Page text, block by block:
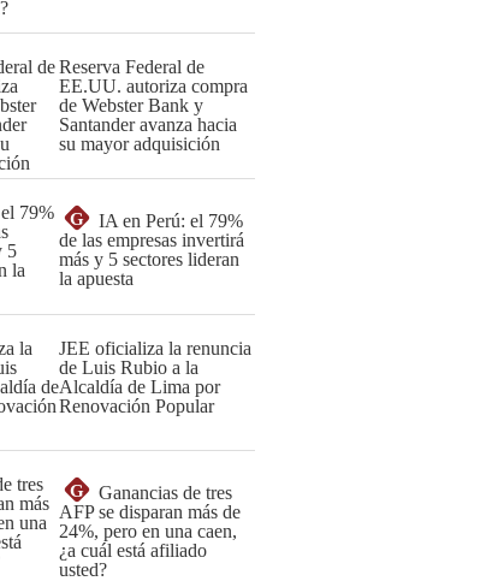
Reserva Federal de
EE.UU. autoriza compra
de Webster Bank y
Santander avanza hacia
su mayor adquisición
G
IA en Perú: el 79%
de las empresas invertirá
más y 5 sectores lideran
la apuesta
JEE oficializa la renuncia
de Luis Rubio a la
Alcaldía de Lima por
Renovación Popular
G
Ganancias de tres
AFP se disparan más de
24%, pero en una caen,
¿a cuál está afiliado
usted?